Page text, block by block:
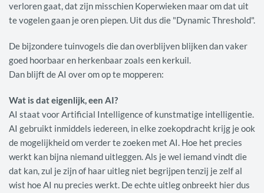
verloren gaat, dat zijn misschien Koperwieken maar om dat uit
te vogelen gaan je oren piepen. Uit dus die "Dynamic Threshold".
De bijzondere tuinvogels die dan overblijven blijken dan vaker
goed hoorbaar en herkenbaar zoals een kerkuil.
Dan blijft de AI over om op te mopperen:
Wat is dat eigenlijk, een AI?
AI staat voor Artificial Intelligence of kunstmatige intelligentie.
AI gebruikt inmiddels iedereen, in elke zoekopdracht krijg je ook
de mogelijkheid om verder te zoeken met AI. Hoe het precies
werkt kan bijna niemand uitleggen. Als je wel iemand vindt die
dat kan, zul je zijn of haar uitleg niet begrijpen tenzij je zelf al
wist hoe AI nu precies werkt. De echte uitleg onbreekt hier dus